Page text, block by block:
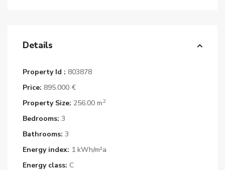
Details
Property Id : 803878
Price: 895.000 €
Property Size: 256.00 m2
Bedrooms: 3
Bathrooms: 3
Energy index: 1 kWh/m²a
Energy class: C